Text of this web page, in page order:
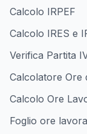
Calcolo IRPEF
Calcolo IRES e
Verifica Partita
Calcolatore Ore
Calcolo Ore
Foglio ore